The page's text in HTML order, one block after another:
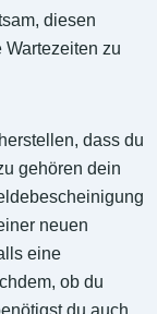
diesen
zu
dass du
gehören dein
neuen
eine
ob du
du auch